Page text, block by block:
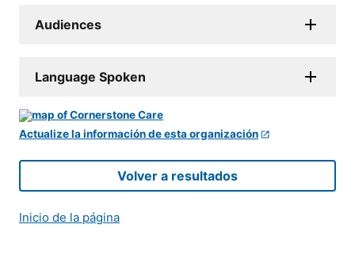
Audiences
Language Spoken
Actualize la información de esta organización
Volver a resultados
Inicio de la página